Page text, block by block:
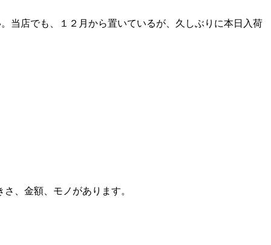
当店でも、１２月から置いているが、久しぶりに本日入荷
、金額、モノがあります。